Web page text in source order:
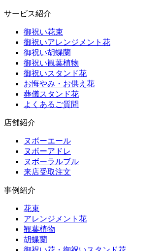
サービス紹介
御祝い花束
御祝いアレンジメント花
御祝い胡蝶蘭
御祝い観葉植物
御祝いスタンド花
お悔やみ・お供え花
葬儀スタンド花
よくあるご質問
店舗紹介
ヌボーエール
ヌボーアドレ
ヌボーラルブル
来店受取注文
事例紹介
花束
アレンジメント花
観葉植物
胡蝶蘭